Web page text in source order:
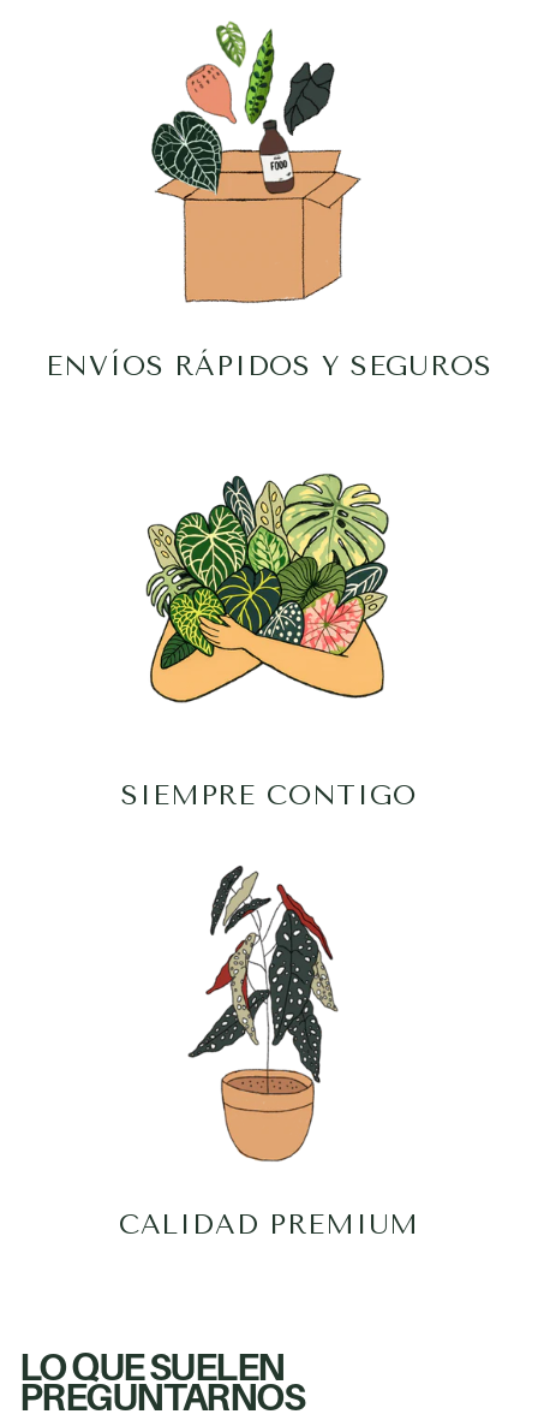
ENVÍOS RÁPIDOS Y SEGUROS
SIEMPRE CONTIGO
CALIDAD PREMIUM
LO QUE SUELEN
PREGUNTARNOS